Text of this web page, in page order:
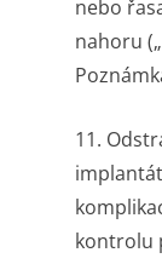
nebo
nahoru
11.
kontrolu